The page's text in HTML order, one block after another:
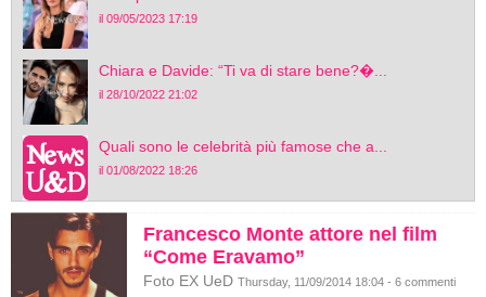
il 09/05/2023 17:19
Chiara e Davide: “Ti va di stare bene?�...
il 28/10/2022 21:02
Quali sono le celebrità più famose che a...
il 01/08/2022 18:26
Francesco Monte attore nel film
“Come Eravamo”
Foto EX UeD Thursday, 11/09/2014 18:04 - 6 commenti